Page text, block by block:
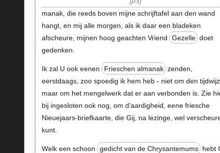
manak, die reeds boven mijne schrijftafel aan den wand
hangt, en mij alle morgen, als ik daar een bladeken
afscheure, mijnen hoog geachten Vriend
Gezelle doet
gedenken.
Ik zal U ook eenen Frieschen almanak zenden,
eerstdaags, zoo spoedig ik hem heb - niet om den
maar om het mengelwerk dat er aan verbonden is. Zie
bij ingesloten ook nog, om d'aardigheid, eene friesche
Nieuejaars-briefkaarte, die Gij, na lezinge, wel
kunt.
Welk een schoon gedicht van de Chrysantemums hebt